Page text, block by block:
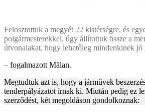
Felosztottuk a megyét 22 kistérségre, és
polgármesterekkel, úgy állítottuk össze a
útvonalakat, hogy lehetőleg mindenkinek jó
– fogalmazott Mălan.
Megtudtuk azt is, hogy a járművek
tenderpályázatot írnak ki. Miután pedig ez
szerződést, két megoldáson gondolkoznak: